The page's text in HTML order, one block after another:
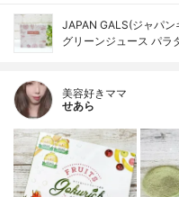
JAPAN GALS(ジャパン
グリーンジュース パラ
美容好きママ
せあら